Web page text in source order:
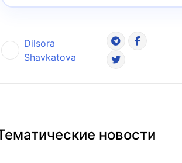
Dilsora
Shavkatova
новости